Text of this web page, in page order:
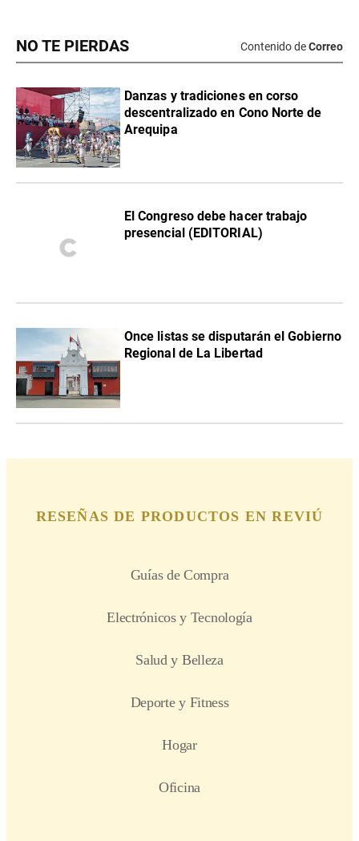
NO TE PIERDAS Contenido deCorreo
Danzas y tradiciones en corso
descentralizado en Cono Norte de
Arequipa
El Congreso debe hacer trabajo
presencial (EDITORIAL)
Once listas se disputarán el Gobierno
Regional de La Libertad